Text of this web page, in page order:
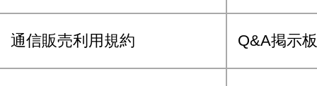
通信販売利用規約 Q&A掲示板